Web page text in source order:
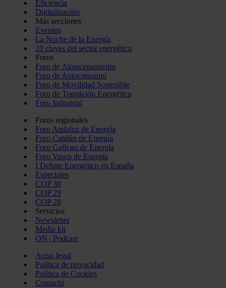
Eficiencia
Digitalización
Más secciones
Eventos
La Noche de la Energía
10 claves del sector energético
Foros
Foro de Almacenamiento
Foro de Autoconsumo
Foro de Movilidad Sostenible
Foro de Transición Energética
Foro Industrial
Foros regionales
Foro Andaluz de Energía
Foro Catalán de Energía
Foro Gallego de Energía
Foro Vasco de Energía
I Debate Energético en España
Especiales
COP 30
COP 29
COP 28
Servicios
Newsletter
Media kit
ON | Podcast
Aviso legal
Política de privacidad
Política de Cookies
Contacto